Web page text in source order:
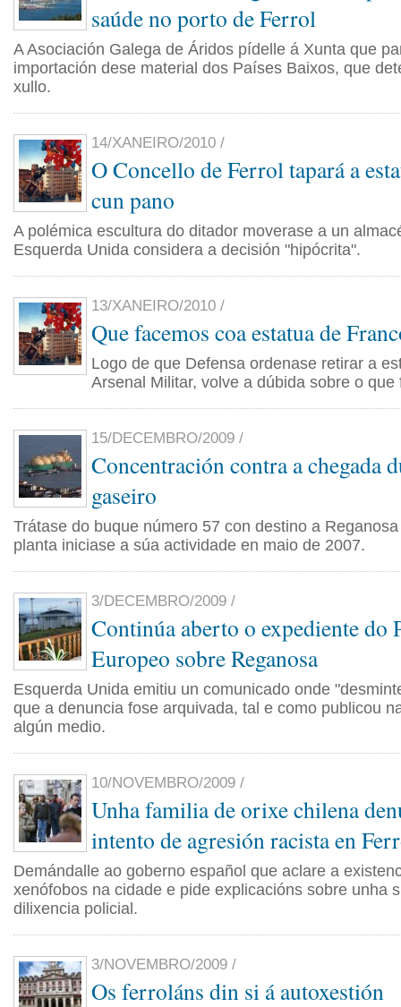
saúde no porto de Ferrol
A Asociación Galega de Áridos pídelle á Xunta que
importación dese material dos Países Baixos, que
xullo.
14/XANEIRO/2010 /
O Concello de Ferrol tapará a
cun pano
A polémica escultura do ditador moverase a un
Esquerda Unida considera a decisión "hipócrita".
13/XANEIRO/2010 /
Que facemos coa estatua de
Logo de que Defensa ordenase retirar a
Arsenal Militar, volve a dúbida sobre o que
15/DECEMBRO/2009 /
Concentración contra a chegada
gaseiro
Trátase do buque número 57 con destino a
planta iniciase a súa actividade en maio de 2007.
3/DECEMBRO/2009 /
Continúa aberto o expediente do
Europeo sobre Reganosa
Esquerda Unida emitiu un comunicado onde
que a denuncia fose arquivada, tal e como publicou
algún medio.
10/NOVEMBRO/2009 /
Unha familia de orixe chilena
intento de agresión racista en
Demándalle ao goberno español que aclare a
xenófobos na cidade e pide explicacións sobre unha
dilixencia policial.
3/NOVEMBRO/2009 /
Os ferroláns din si á autoxestión